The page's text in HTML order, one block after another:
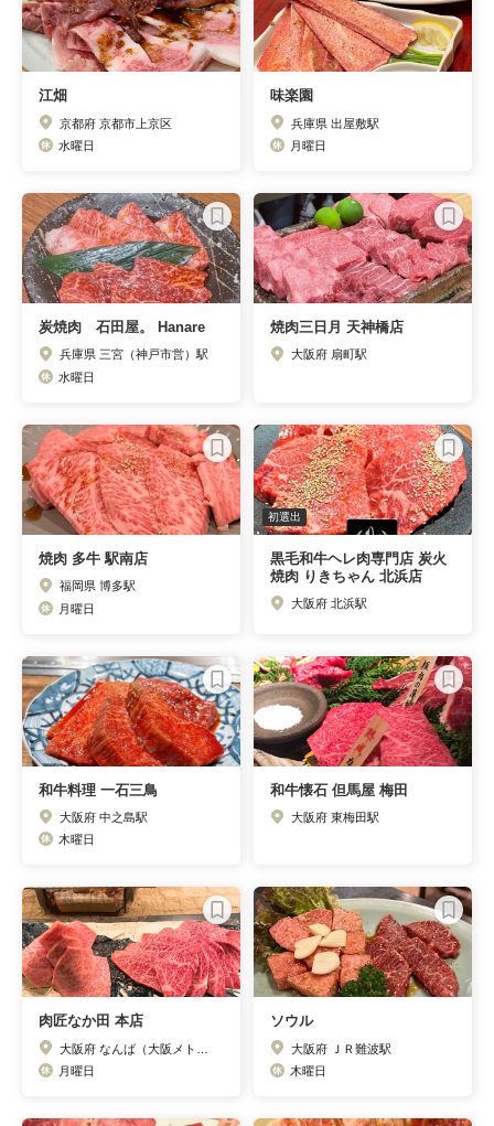
江畑
京都府 京都市上京区
水曜日
味楽園
兵庫県 出屋敷駅
月曜日
炭焼肉 石田屋。 Hanare
兵庫県 三宮（神戸市営）駅
水曜日
焼肉三日月 天神橋店
大阪府 扇町駅
焼肉 多牛 駅南店
福岡県 博多駅
月曜日
初選出
黒毛和牛ヘレ肉専門店 炭火
焼肉 りきちゃん 北浜店
大阪府 北浜駅
和牛料理 一石三鳥
大阪府 中之島駅
木曜日
和牛懐石 但馬屋 梅田
大阪府 東梅田駅
肉匠なか田 本店
月曜日
ソウル
大阪府 ＪＲ難波駅
木曜日